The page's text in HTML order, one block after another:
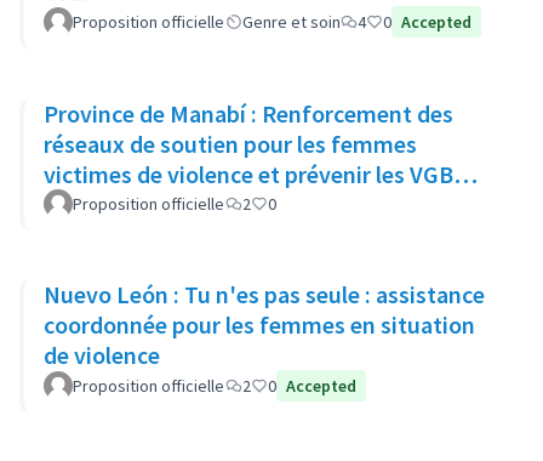
Proposition officielle Genre et soin 4 0 Accepted
Province de Manabí : Renforcement des
réseaux de soutien pour les femmes
victimes de violence et prévenir les VGB
dans 14 communes rurales
Proposition officielle 2 0
Nuevo León : Tu n'es pas seule : assistance
coordonnée pour les femmes en situation
de violence
Proposition officielle 2 0 Accepted